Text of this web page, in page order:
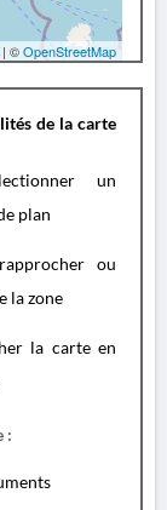
| ©OpenStreetMap
de la carte
un
plan
ou
la zone
la carte en
: